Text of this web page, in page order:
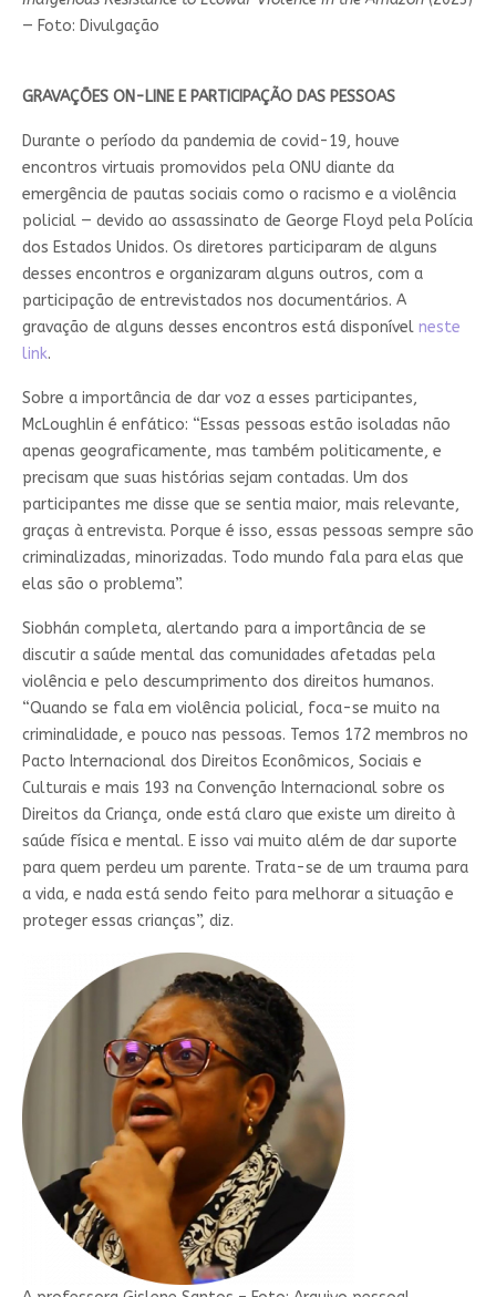
— Foto: Divulgação
GRAVAÇÕES ON-LINE E PARTICIPAÇÃO DAS PESSOAS
Durante o período da pandemia de covid-19, houve
encontros virtuais promovidos pela ONU diante da
emergência de pautas sociais como o racismo e a violência
policial — devido ao assassinato de George Floyd pela Polícia
dos Estados Unidos. Os diretores participaram de alguns
desses encontros e organizaram alguns outros, com a
participação de entrevistados nos documentários. A
gravação de alguns desses encontros está disponível neste
link.
Sobre a importância de dar voz a esses participantes,
McLoughlin é enfático: “Essas pessoas estão isoladas não
apenas geograficamente, mas também politicamente, e
precisam que suas histórias sejam contadas. Um dos
participantes me disse que se sentia maior, mais relevante,
graças à entrevista. Porque é isso, essas pessoas sempre são
criminalizadas, minorizadas. Todo mundo fala para elas que
elas são o problema”.
Siobhán completa, alertando para a importância de se
discutir a saúde mental das comunidades afetadas pela
violência e pelo descumprimento dos direitos humanos.
“Quando se fala em violência policial, foca-se muito na
criminalidade, e pouco nas pessoas. Temos 172 membros no
Pacto Internacional dos Direitos Econômicos, Sociais e
Culturais e mais 193 na Convenção Internacional sobre os
Direitos da Criança, onde está claro que existe um direito à
saúde física e mental. E isso vai muito além de dar suporte
para quem perdeu um parente. Trata-se de um trauma para
a vida, e nada está sendo feito para melhorar a situação e
proteger essas crianças”, diz.